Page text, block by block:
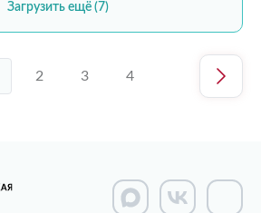
Загрузить ещё (7)
2 3 4